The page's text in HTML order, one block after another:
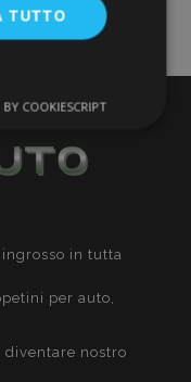
in tutta
per auto,
diventare nostro
TUTTO
BY COOKIESCRIPT